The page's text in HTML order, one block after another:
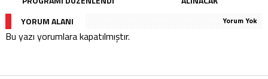
YORUM ALANI
Yorum Yok
Bu yazı yorumlara kapatılmıştır.